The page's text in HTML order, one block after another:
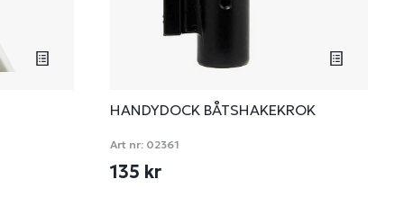
HANDYDOCK BÅTSHAKEKROK
Art nr: 02361
135 kr